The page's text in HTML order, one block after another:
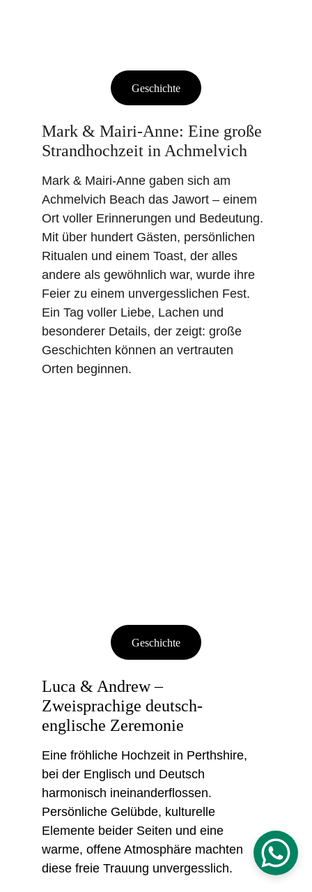
Mark & Mairi-Anne: Eine große
Strandhochzeit in Achmelvich
Mark & Mairi-Anne gaben sich am
Achmelvich Beach das Jawort – einem
Ort voller Erinnerungen und Bedeutung.
Mit über hundert Gästen, persönlichen
Ritualen und einem Toast, der alles
andere als gewöhnlich war, wurde ihre
Feier zu einem unvergesslichen Fest.
Ein Tag voller Liebe, Lachen und
besonderer Details, der zeigt: große
Geschichten können an vertrauten
Orten beginnen.
Geschichte
Geschichte
Luca & Andrew –
Zweisprachige deutsch-
englische Zeremonie
Eine fröhliche Hochzeit in Perthshire,
bei der Englisch und Deutsch
harmonisch ineinanderflossen.
Persönliche Gelübde, kulturelle
Elemente beider Seiten und eine
warme, offene Atmosphäre machten
diese freie Trauung unvergesslich.